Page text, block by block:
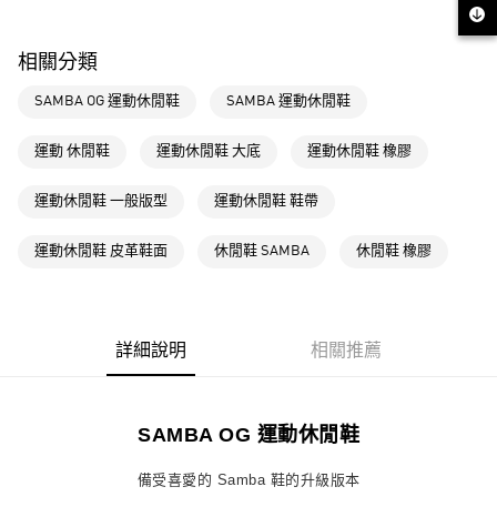
付款後全家取貨
每筆NT$80，滿NT$1,500(含以上)免運費
付款後萊爾富取貨
7-11取貨付款
每筆NT$80，滿NT$1,500(含以上)免運費
每筆NT$80，滿NT$1,500(含以上)免運費
相關分類
SAMBA OG 運動休閒鞋 SAMBA 運動休閒鞋
運動 休閒鞋 運動休閒鞋 大底 運動休閒鞋 橡膠
運動休閒鞋 一般版型 運動休閒鞋 鞋帶
運動休閒鞋 皮革鞋面 休閒鞋 SAMBA 休閒鞋 橡膠
詳細說明 相關推薦
SAMBA OG 運動休閒鞋
備受喜愛的 Samba 鞋的升級版本